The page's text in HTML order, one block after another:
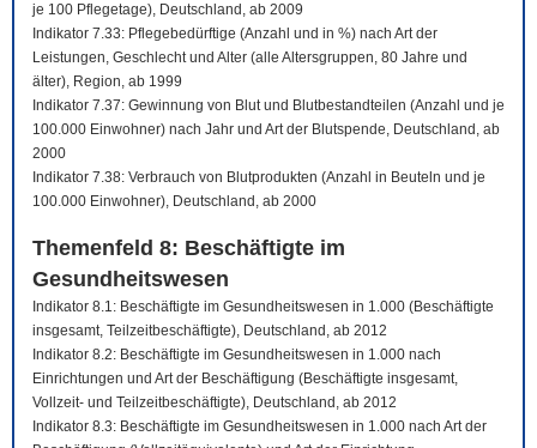
je 100 Pflegetage), Deutschland, ab 2009
Indikator 7.33: Pflegebedürftige (Anzahl und in %) nach Art der
Leistungen, Geschlecht und Alter (alle Altersgruppen, 80 Jahre und
älter), Region, ab 1999
Indikator 7.37: Gewinnung von Blut und Blutbestandteilen (Anzahl und je
100.000 Einwohner) nach Jahr und Art der Blutspende, Deutschland, ab
2000
Indikator 7.38: Verbrauch von Blutprodukten (Anzahl in Beuteln und je
100.000 Einwohner), Deutschland, ab 2000
Themenfeld 8: Beschäftigte im
Gesundheitswesen
Indikator 8.1: Beschäftigte im Gesundheitswesen in 1.000 (Beschäftigte
insgesamt, Teilzeitbeschäftigte), Deutschland, ab 2012
Indikator 8.2: Beschäftigte im Gesundheitswesen in 1.000 nach
Einrichtungen und Art der Beschäftigung (Beschäftigte insgesamt,
Vollzeit- und Teilzeitbeschäftigte), Deutschland, ab 2012
Indikator 8.3: Beschäftigte im Gesundheitswesen in 1.000 nach Art der